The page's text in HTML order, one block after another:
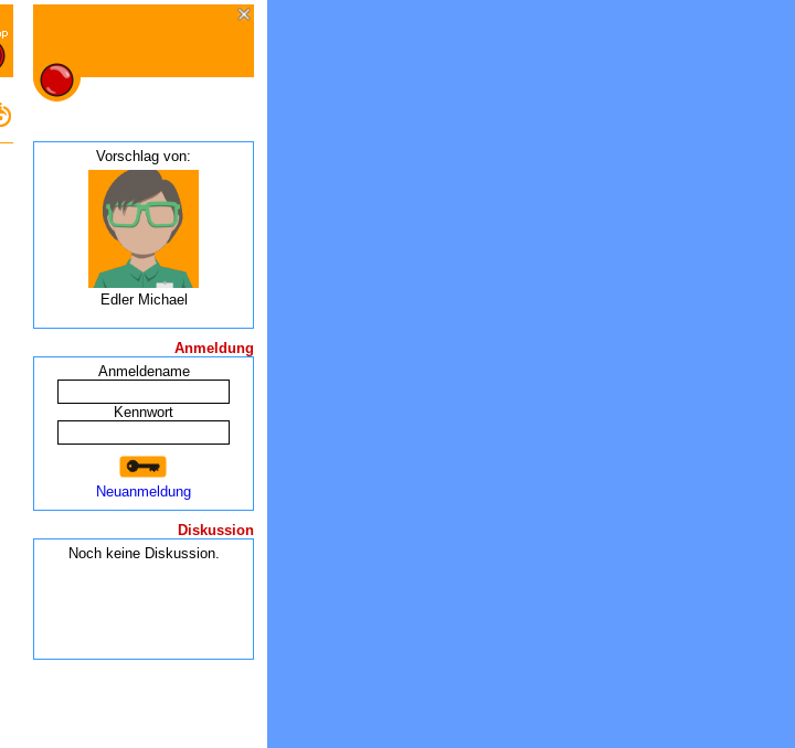
Vorschlag von:
Edler Michael
Anmeldung
Anmeldename
Kennwort
Neuanmeldung
Diskussion
Noch keine Diskussion.